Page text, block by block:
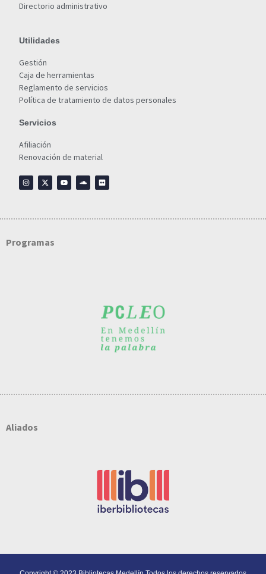
Directorio administrativo
Utilidades
Gestión
Caja de herramientas
Reglamento de servicios
Política de tratamiento de datos personales
Servicios
Afiliación
Renovación de material
Programas
Aliados